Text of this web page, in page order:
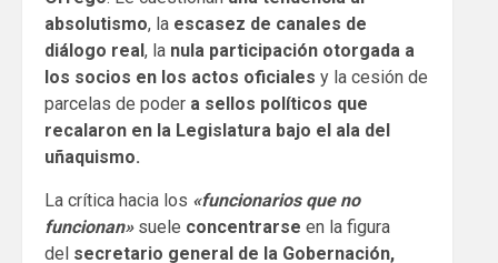
absolutismo, la escasez de canales de
diálogo real , la nula participación otorgada a
los socios en los actos oficiales y la cesión de
parcelas de poder a sellos políticos que
recalaron en la Legislatura bajo el ala del
uñaquismo.
La crítica hacia los «funcionarios que no
funcionan»suele concentrarse en la figura
del secretario general de la Gobernación,